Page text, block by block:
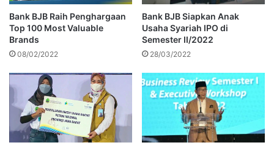
Bank BJB Raih Penghargaan
Top 100 Most Valuable
Brands
08/02/2022
Bank BJB Siapkan Anak
Usaha Syariah IPO di
Semester II/2022
28/03/2022